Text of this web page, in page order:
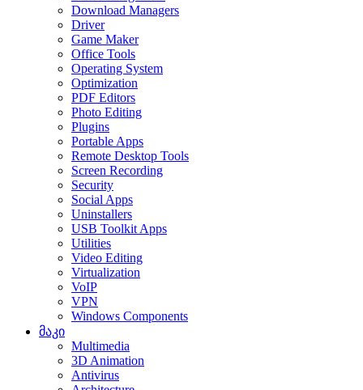
Download Managers
Driver
Game Maker
Office Tools
Operating System
Optimization
PDF Editors
Photo Editing
Plugins
Portable Apps
Remote Desktop Tools
Screen Recording
Security
Social Apps
Uninstallers
USB Toolkit Apps
Utilities
Video Editing
Virtualization
VoIP
VPN
Windows Components
მაკი
Multimedia
3D Animation
Antivirus